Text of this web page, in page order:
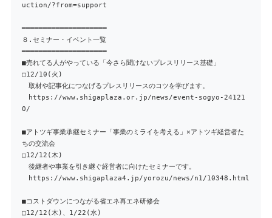
uction/?from=support
━━━━━━━━━━━━━━━━━━━━
８.セミナー・イベント一覧
━━━━━━━━━━━━━━━━━━━━
■売れてる人がやっている「今さら聞けないプレスリリース基礎」
□12/10(火)
取材や記事化につなげるプレスリリースのコツを学びます。
https://www.shigaplaza.or.jp/news/event-sogyo-24121
0/
■アトツギ事業承継セミナー「事業のミライを考える」×アトツギ経営者た
ちの交流会
□12/12(木)
後継者や事業を引き継ぐ経営者に向けたセミナーです。
https://www.shigaplaza4.jp/yorozu/news/n1/10348.html
■コストダウンにつながる省エネ再エネ研修会
□12/12(木)、1/22(水)